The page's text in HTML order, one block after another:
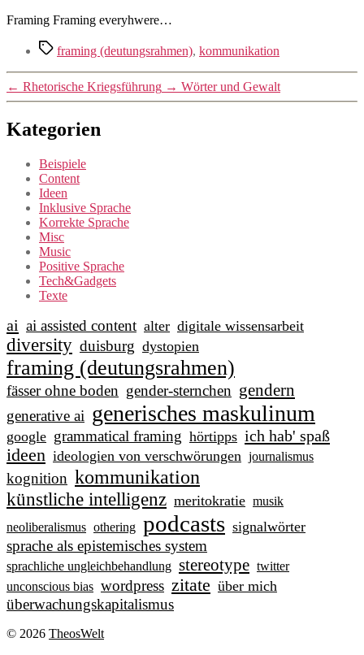
Framing Framing everyhwere…
Schlagwörter
framing (deutungsrahmen), kommunikation
← Rhetorische Kriegsführung → Wörter und Gewalt
Kategorien
Beispiele
Content
Ideen
Inklusive Sprache
Korrekte Sprache
Misc
Music
Positive Sprache
Tech&Gadgets
Texte
ai ai assisted content alter digitale wissensarbeit
diversity duisburg dystopien
framing (deutungsrahmen)
fässer ohne boden gender-sternchen gendern
generative ai generisches maskulinum
google grammatical framing hörtipps ich hab' spaß
ideen ideologien von verschwörungen journalismus
kognition kommunikation
künstliche intelligenz meritokratie musik
neoliberalismus othering podcasts signalwörter
sprache als epistemisches system
sprachliche ungleichbehandlung stereotype twitter
unconscious bias wordpress zitate über mich
überwachungskapitalismus
© 2026 TheosWelt